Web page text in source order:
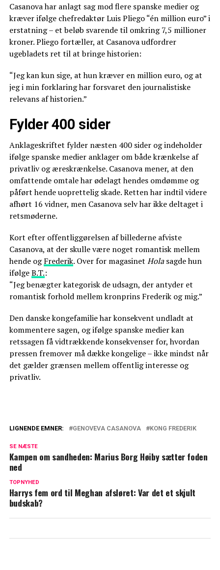
Casanova har anlagt sag mod flere spanske medier og
kræver ifølge chefredaktør Luis Pliego “én million euro” i
erstatning – et beløb svarende til omkring 7,5 millioner
kroner. Pliego fortæller, at Casanova udfordrer
ugebladets ret til at bringe historien:
“Jeg kan kun sige, at hun kræver en million euro, og at
jeg i min forklaring har forsvaret den journalistiske
relevans af historien.”
Fylder 400 sider
Anklageskriftet fylder næsten 400 sider og indeholder
ifølge spanske medier anklager om både krænkelse af
privatliv og æreskrænkelse. Casanova mener, at den
omfattende omtale har ødelagt hendes omdømme og
påført hende uoprettelig skade. Retten har indtil videre
afhørt 16 vidner, men Casanova selv har ikke deltaget i
retsmøderne.
Kort efter offentliggørelsen af billederne afviste
Casanova, at der skulle være noget romantisk mellem
hende ogFrederik. Over for magasinet Holasagde hun
ifølgeB.T.:
“Jeg benægter kategorisk de udsagn, der antyder et
romantisk forhold mellem kronprins Frederik og mig.”
Den danske kongefamilie har konsekvent undladt at
kommentere sagen, og ifølge spanske medier kan
retssagen få vidtrækkende konsekvenser for, hvordan
pressen fremover må dække kongelige – ikke mindst når
det gælder grænsen mellem offentlig interesse og
privatliv.
han aldrig ryste af sig
LIGNENDE EMNER: GENOVEVA CASANOVA KONG FREDERIK
SE NÆSTE
Kampen om sandheden: Marius Borg Høiby sætter foden
ned
TOPNYHED
Harrys fem ord til Meghan afsløret: Var det et skjult
budskab?